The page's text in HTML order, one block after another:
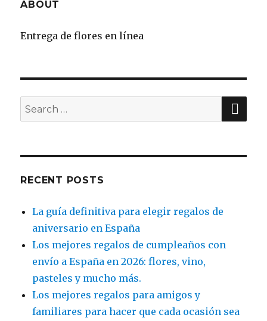
ABOUT
Entrega de flores en línea
Search
for:
RECENT POSTS
La guía definitiva para elegir regalos de
aniversario en España
Los mejores regalos de cumpleaños con
envío a España en 2026: flores, vino,
pasteles y mucho más.
Los mejores regalos para amigos y
familiares para hacer que cada ocasión sea